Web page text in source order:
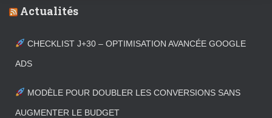
Actualités
CHECKLIST J+30 – OPTIMISATION AVANCÉE GOOGLE
ADS
MODÈLE POUR DOUBLER LES CONVERSIONS SANS
AUGMENTER LE BUDGET